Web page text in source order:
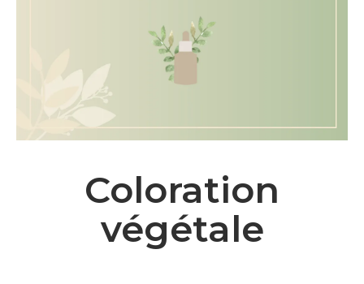
Coloration
végétale